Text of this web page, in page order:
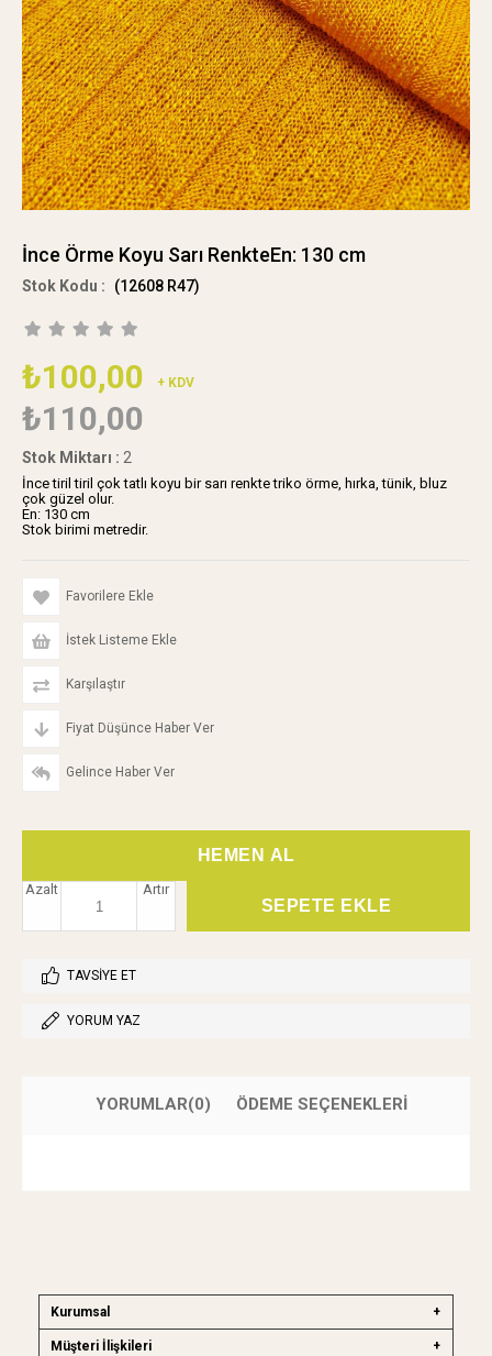
İnce Örme Koyu Sarı RenkteEn: 130 cm
(12608 R47)
₺100,00 + KDV
₺110,00
Stok Miktarı : 2
İnce tiril tiril çok tatlı koyu bir sarı renkte triko örme, hırka, tünik, bluz
çok güzel olur.
En: 130 cm
Stok birimi metredir.
Favorilere Ekle
İstek Listeme Ekle
Karşılaştır
Fiyat Düşünce Haber Ver
Gelince Haber Ver
Artır
Azalt
TAVSIYE ET
YORUM YAZ
YORUMLAR(0) ÖDEME SEÇENEKLERI
Kurumsal
Müşteri İlişkileri